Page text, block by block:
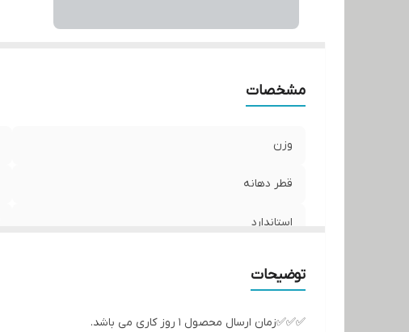
مشخصات
وزن
قطر دهانه
استاندارد
توضیحات
✅✅✅زمان ارسال محصول 1 روز کاری می باشد.